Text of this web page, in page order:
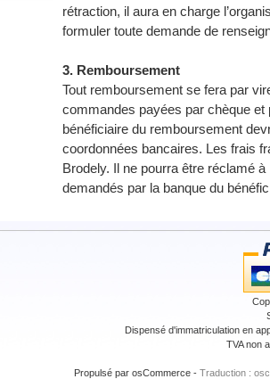
rétraction, il aura en charge
formuler toute demande de
3. Remboursement
Tout remboursement se fera par
commandes payées par chèque
bénéficiaire du remboursement
coordonnées bancaires. Les frais
Brodely. Il ne pourra être réclamé
demandés par la banque du
Dispensé d'immatriculation en
TVA non
Propulsé par osCommerce - Traduction :